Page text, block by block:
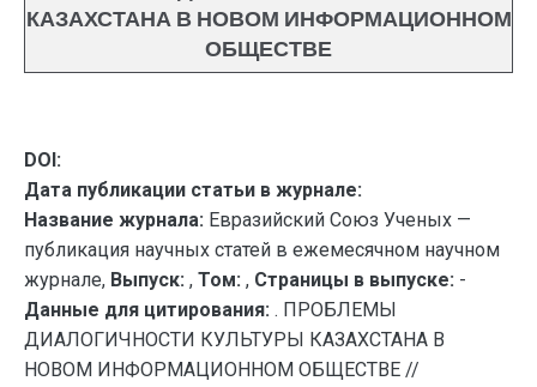
КАЗАХСТАНА В НОВОМ ИНФОРМАЦИОННОМ
ОБЩЕСТВЕ
DOI:
Дата публикации статьи в журнале:
Название журнала: Евразийский Союз Ученых —
публикация научных статей в ежемесячном научном
журнале, Выпуск: , Том: , Страницы в выпуске: -
Данные для цитирования: . ПРОБЛЕМЫ
ДИАЛОГИЧНОСТИ КУЛЬТУРЫ КАЗАХСТАНА В
НОВОМ ИНФОРМАЦИОННОМ ОБЩЕСТВЕ //